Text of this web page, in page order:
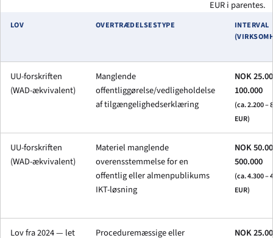
EUR i parentes.
LOV OVERTRÆDELSESTYPE
INTERVAL
UU-forskriften
(WAD-ækvivalent)
Manglende
offentliggørelse/vedligeholdelse
af tilgængelighedserklæring
NOK
100.000
(ca. 2.200 –
EUR)
UU-forskriften
(WAD-ækvivalent)
Materiel manglende
overensstemmelse for en
offentlig eller almenpublikums
IKT-løsning
NOK
500.000
(ca. 4.300 –
EUR)
Lov fra 2024 — let
Proceduremæssige eller
NOK